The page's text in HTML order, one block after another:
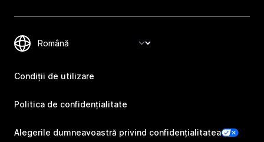
Condiții de utilizare
Politica de confidențialitate
Alegerile dumneavoastră privind confidențialitatea